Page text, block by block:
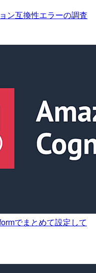
ン互換性エラーの調査
でまとめて設定して